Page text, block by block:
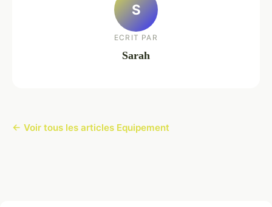
S
ECRIT PAR
Sarah
← Voir tous les articles Equipement